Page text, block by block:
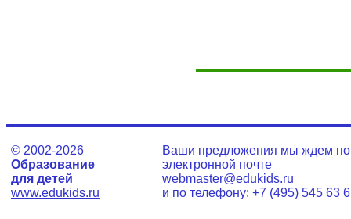
© 2002-2026
Образование
для детей
www.edukids.ru
Ваши предложения мы ждем по
электронной почте
webmaster@edukids.ru
и по телефону: +7 (495) 545 63